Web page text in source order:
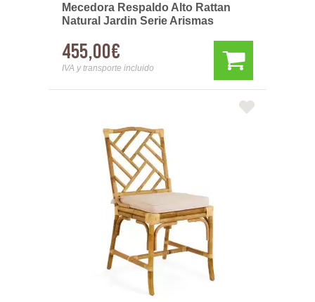
Mecedora Respaldo Alto Rattan
Natural Jardin Serie Arismas
455,00€
IVA y transporte incluido